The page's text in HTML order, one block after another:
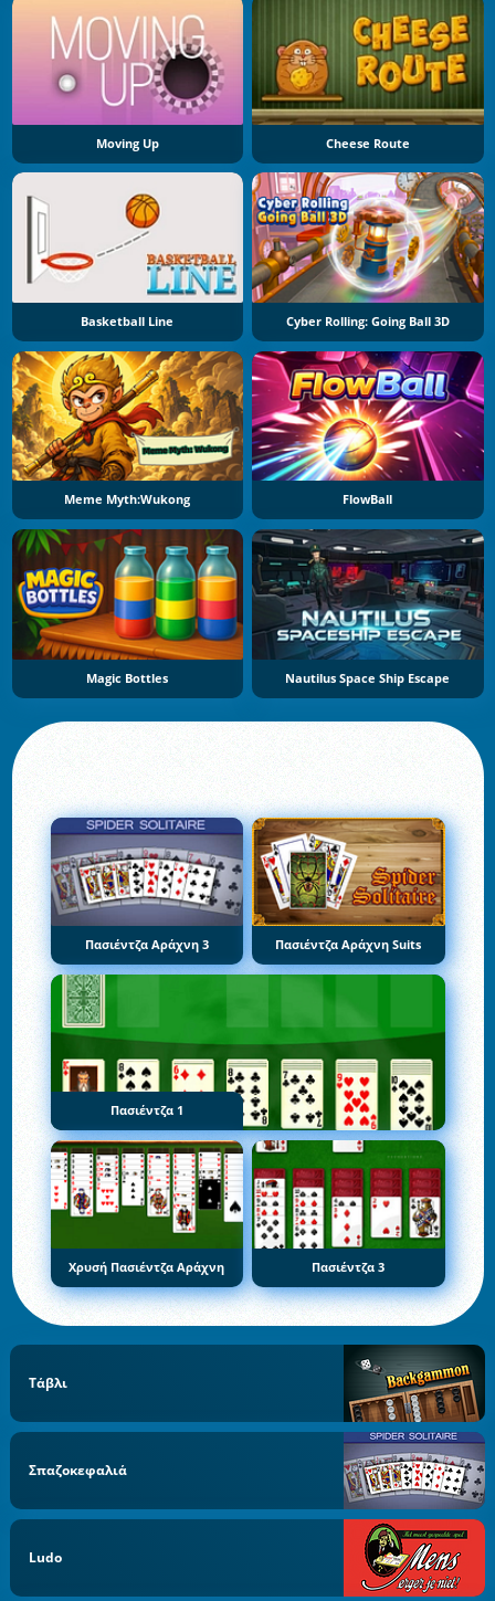
Moving Up Cheese Route
Basketball Line Cyber Rolling: Going Ball 3D
Meme Myth:Wukong FlowBall
Magic Bottles Nautilus Space Ship Escape
Πασιέντζα Αράχνη 3 Πασιέντζα Αράχνη Suits
Πασιέντζα 1
Χρυσή Πασιέντζα Αράχνη Πασιέντζα 3
Τάβλι
Σπαζοκεφαλιά
Ludo